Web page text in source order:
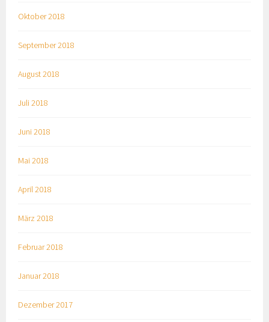
Oktober 2018
September 2018
August 2018
Juli 2018
Juni 2018
Mai 2018
April 2018
März 2018
Februar 2018
Januar 2018
Dezember 2017